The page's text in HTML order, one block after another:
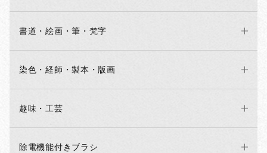
書道・絵画・筆・梵字
染色・経師・製本・版画
趣味・工芸
除電機能付きブラシ